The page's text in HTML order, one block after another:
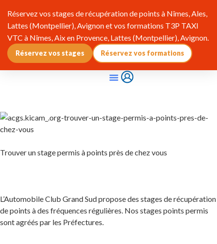
Réservez vos stages de récupération de points à Nîmes, Ales,
Lattes (Montpellier), Avignon et vos formations T3P TAXI
VTC à Nîmes, Aix en Provence, Lattes (Montpellier), Avignon.
Réservez vos stages Réservez vos formations
Trouver un stage permis à points près de chez vous
L’Automobile Club Grand Sud propose des stages de récupération
de points à des fréquences régulières. Nos stages points permis
sont agréés par les Préfectures.